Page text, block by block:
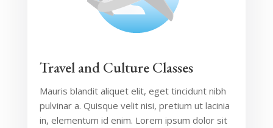
Travel and Culture Classes
Mauris blandit aliquet elit, eget tincidunt nibh
pulvinar a. Quisque velit nisi, pretium ut lacinia
in, elementum id enim. Lorem ipsum dolor sit